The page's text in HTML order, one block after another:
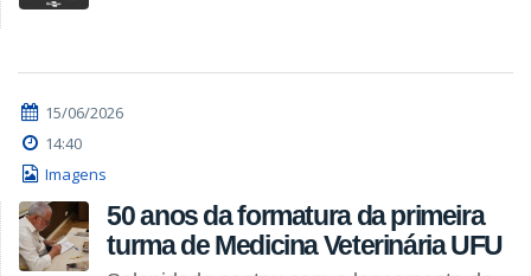
15/06/2026
14:40
Imagens
50 anos da formatura da primeira
turma de Medicina Veterinária UFU